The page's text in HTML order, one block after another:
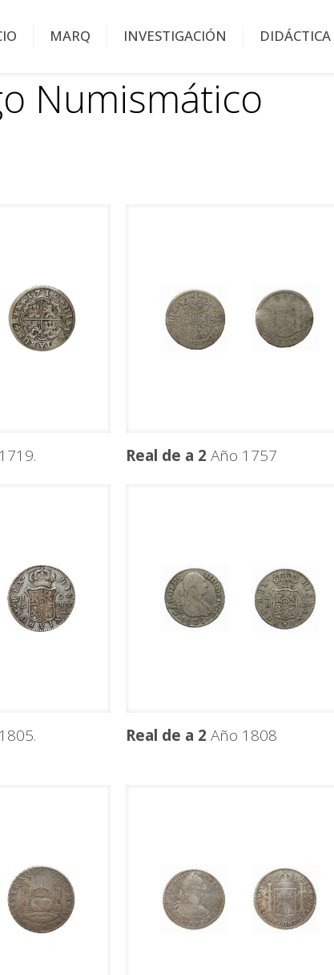
MARQ INVESTIGACIÓN DIDÁCTICA
Numismático
Real de a 2 Año 1757
Real de a 2 Año 1808